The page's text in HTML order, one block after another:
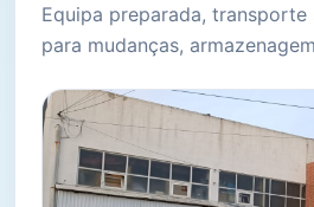
Equipa preparada,
para mudanças,